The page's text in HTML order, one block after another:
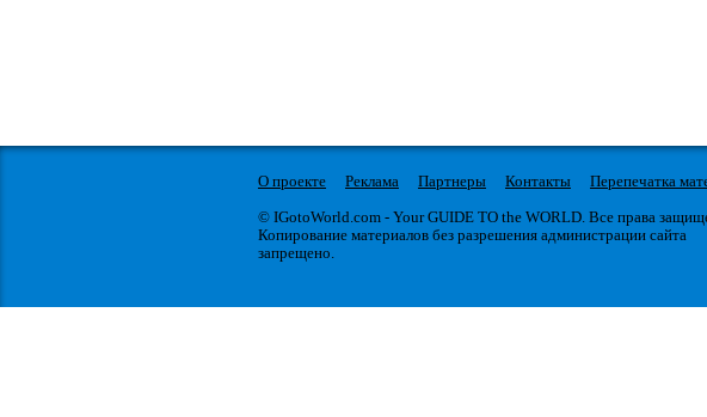
О проекте Реклама Партнеры Контакты Перепечатка
© IGotoWorld.com - Your GUIDE TO the WORLD. Все права
Копирование материалов без разрешения администрации сайта
запрещено.